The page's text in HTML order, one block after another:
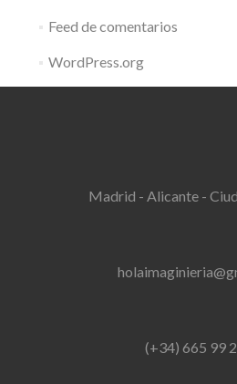
Feed de comentarios
WordPress.org
Madrid - Alicante -
(+34) 665 99